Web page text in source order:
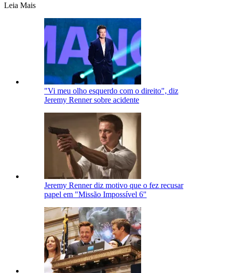
Leia Mais
"Vi meu olho esquerdo com o direito", diz
Jeremy Renner sobre acidente
Jeremy Renner diz motivo que o fez recusar
papel em "Missão Impossível 6"